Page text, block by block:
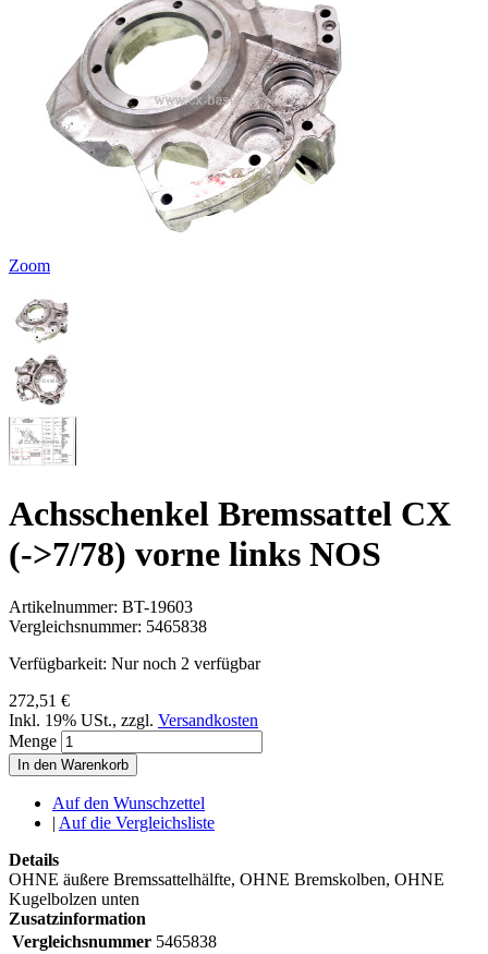
Zoom
Achsschenkel Bremssattel CX
(->7/78) vorne links NOS
Artikelnummer: BT-19603
Vergleichsnummer: 5465838
Verfügbarkeit: Nur noch 2 verfügbar
272,51 €
Inkl. 19% USt., zzgl. Versandkosten
Menge
In den Warenkorb
Auf den Wunschzettel
| Auf die Vergleichsliste
Details
OHNE äußere Bremssattelhälfte, OHNE Bremskolben, OHNE
Kugelbolzen unten
Zusatzinformation
Vergleichsnummer 5465838